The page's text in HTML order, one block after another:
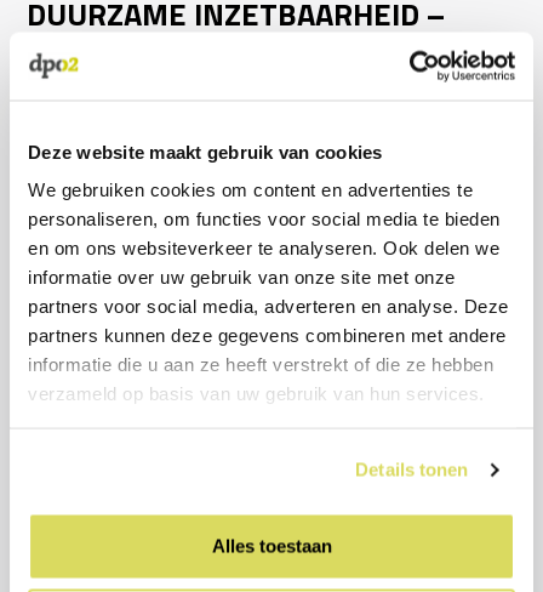
Deze website maakt gebruik van cookies
We gebruiken cookies om content en advertenties te
personaliseren, om functies voor social media te bieden
en om ons websiteverkeer te analyseren. Ook delen we
informatie over uw gebruik van onze site met onze
partners voor social media, adverteren en analyse. Deze
partners kunnen deze gegevens combineren met andere
informatie die u aan ze heeft verstrekt of die ze hebben
verzameld op basis van uw gebruik van hun services.
Details tonen
Alles toestaan
direct contactop of bel 088-2014221
DUURZAME INZETBAARHEID –
WERK EN LEVEN IN BALANS
inzetbaarheid’ van medewerkers niet langer
negeren. Maatschappelijke en technologische
ontwikkelingen maken dat andere verwachtingen
worden gesteld aan organisaties en mensen.
Beroepen verdwijnen en er komen nieuwe beroepen
bij, waarvoor andere competenties worden gevraagd.
Er is al veel gezegd en geschreven over duurzame
inzetbaarheid, maar wat is het nu…
MEER LEZEN